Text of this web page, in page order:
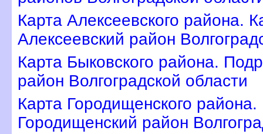
Карта Алексеевского района.
Алексеевский район
Карта Быковского района.
район Волгоградской области
Карта Городищенского
Городищенский район